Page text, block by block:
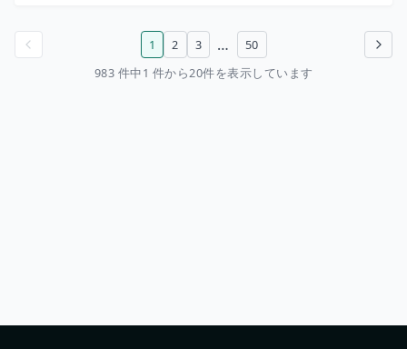
次のページ
1 2 3 …
50
983 件中1 件から20件を表示しています